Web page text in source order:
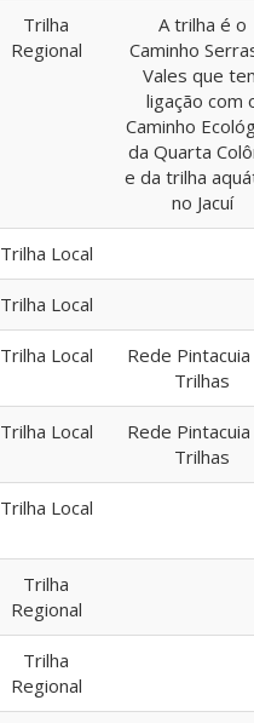
Trilha
Regional
A trilha é o
Caminho
Vales que
ligação com
Caminho
da Quarta
e da trilha
no Jacuí
Trilha Local
Trilha Local
Trilha Local
Rede
Trilhas
Trilha Local
Rede
Trilhas
Trilha Local
Trilha
Regional
Trilha
Regional